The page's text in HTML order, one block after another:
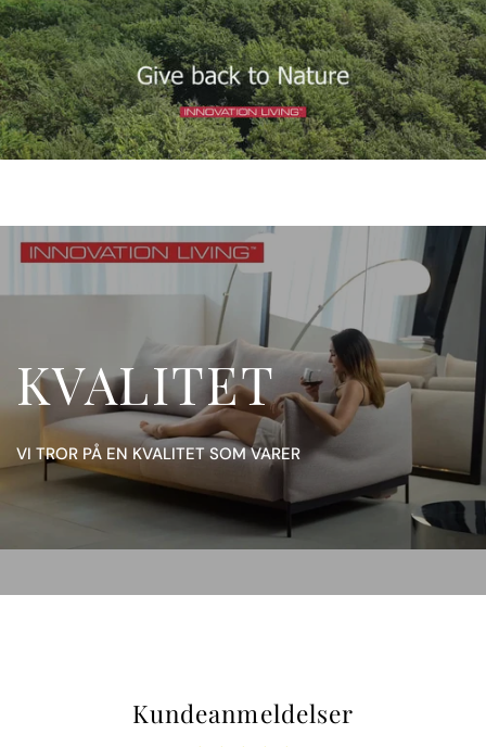
KVALITET
VI TROR PÅ EN KVALITET SOM VARER
Kundeanmeldelser